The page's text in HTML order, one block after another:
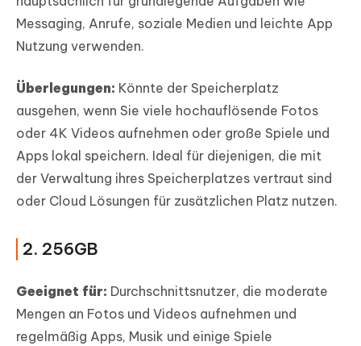
Messaging, Anrufe, soziale Medien und leichte App
Nutzung verwenden.
Überlegungen: Könnte der Speicherplatz
ausgehen, wenn Sie viele hochauflösende Fotos
oder 4K Videos aufnehmen oder große Spiele und
Apps lokal speichern. Ideal für diejenigen, die mit
der Verwaltung ihres Speicherplatzes vertraut sind
oder Cloud Lösungen für zusätzlichen Platz nutzen.
2. 256GB
Geeignet für: Durchschnittsnutzer, die moderate
Mengen an Fotos und Videos aufnehmen und
regelmäßig Apps, Musik und einige Spiele